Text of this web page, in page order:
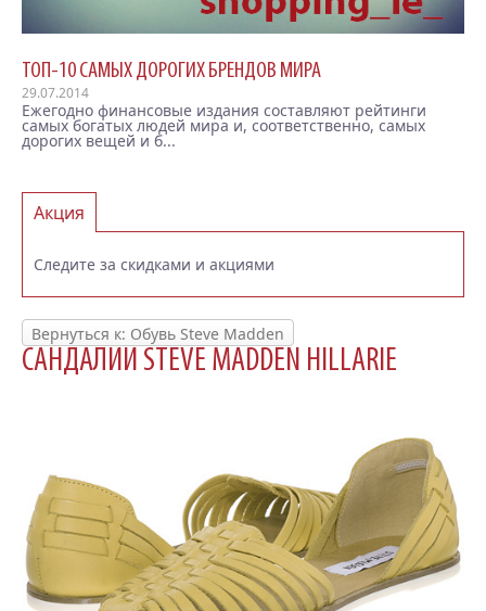
ТОП-10 САМЫХ ДОРОГИХ БРЕНДОВ МИРА
29.07.2014
Ежегодно финансовые издания составляют рейтинги
самых богатых людей мира и, соответственно, самых
дорогих вещей и б...
Акция
Следите за скидками и акциями
Вернуться к: Обувь Steve Madden
САНДАЛИИ STEVE MADDEN HILLARIE